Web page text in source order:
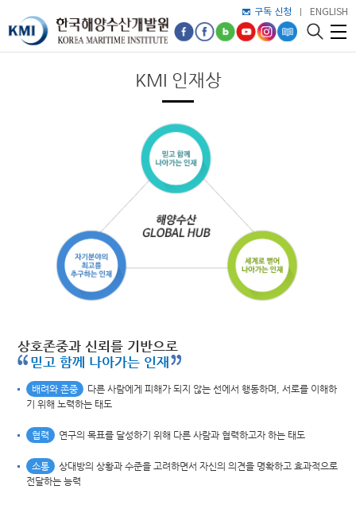
구독 신청 ENGLISH
KMI 인재상
상호존중과 신뢰를 기반으로
믿고 함께 나아가는 인재
배려와 존중
다른 사람에게 피해가 되지 않는 선에서 행동하며, 서로를 이해하
기 위해 노력하는 태도
협력 연구의 목표를 달성하기 위해 다른 사람과 협력하고자 하는 태도
소통
상대방의 상황과 수준을 고려하면서 자신의 의견을 명확하고 효과적으로
전달하는 능력